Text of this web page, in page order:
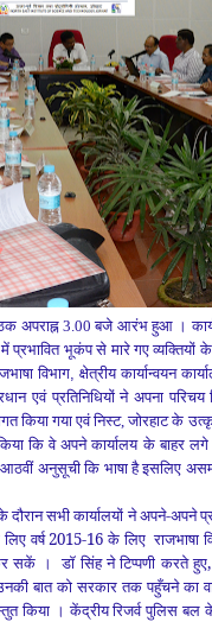
बैठक अपराह्न 3.00 बजे आरंभ हुआ ।
प्रभावित भूकंप से मारे गए
विभाग, क्षेत्रीय कार्यान्वयन
एवं प्रतिनिधियों ने अपना परिचय
किया गयाएवं निस्ट,जोरहाट के
कि वे अपने कार्यालय के बाहर लगे
अनुसूची कि भाषा है इसलिए असम के
के दौरान सभी कार्यालयों ने अपने-
वर्ष 2015-16 के लिए राजभाषा
कर सकें । डॉ सिंहने टिप्‍पणी करते
बात को सरकार तक पहुँचने का
किया । केंद्रीय रिजर्व पुलिस